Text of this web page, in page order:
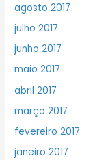
agosto 2017
julho 2017
junho 2017
maio 2017
abril 2017
março 2017
fevereiro 2017
janeiro 2017